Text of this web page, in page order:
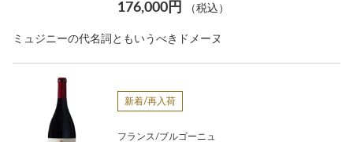
176,000円 （税込）
ミュジニーの代名詞ともいうべきドメーヌ
新着/再入荷
フランス/ブルゴーニュ